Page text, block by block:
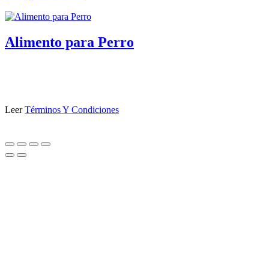
Alimento para Perro
LeerTérminos Y Condiciones